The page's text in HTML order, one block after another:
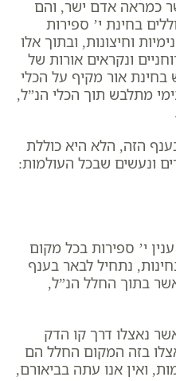
כמראה אדם ישר, והם
בחינת י’ ספירות
וחיצונות, ובתוך אלו
ונקראים אורות של
בחינת אור מקיף על הכלי
מתלבש תוך הכלי הנ”ל,
הזה, הלא היא כוללת
ונעשים שבכל העולמות:
י’ ספירות בכל מקום
נתחיל לבאר בענף
בתוך החלל הנ”ל,
נאצלו דרך קו הדק
בזה המקום החלל הם
ואין אנו עתה בביאורם,